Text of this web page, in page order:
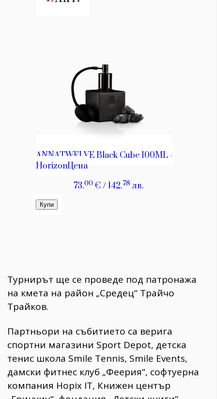
Турнирът ще се проведе под патронажа
на кмета на район „Средец“ Трайчо
Трайков.
Партньори на събитието са верига
спортни магазини Sport Depot, детска
тенис школа Smile Tennis, Smile Events,
дамски фитнес клуб „Феерия“, софтуерна
компания Hopix IT, Книжен център